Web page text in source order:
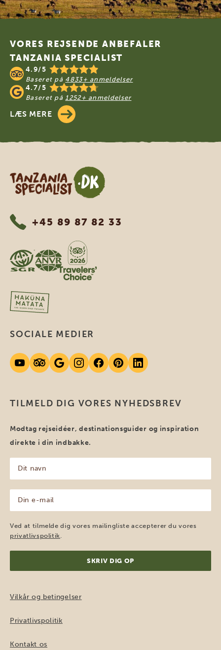
Footer
VORES REJSENDE ANBEFALER
TANZANIA SPECIALIST
4.9/5
Baseret på 4833+ anmeldelser
4.7/5
Baseret på 1252+ anmeldelser
LÆS MERE
Tanzania Specialist
+45 89 87 82 33
TILMELD DIG VORES NYHEDSBREV
Modtag rejseidéer, destinationsguider og inspiration
direkte i din indbakke.
navn
(Påkrævet)
mail
(Påkrævet)
Ved at tilmelde dig vores mailingliste accepterer du vores
privatlivspolitik
SOCIALE MEDIER
Vilkår og betingelser
Privatlivspolitik
Kontakt os